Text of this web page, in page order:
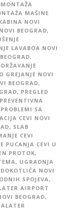
MONTAŽA
MAŠINE
NOVI
BEOGRAD,
LAVABOA NOVI
,
GREJANJE NOVI
BEOGRAD,
, PREGLED
PREVENTIVNA
PROBLEMI SA
CEVI NOVI
, SLAB
CEVI
PUCANJA CEVI U
PROTOK,
, UGRADNJA
NOVI
SPOJEVA,
AIRPORT
BEOGRAD,